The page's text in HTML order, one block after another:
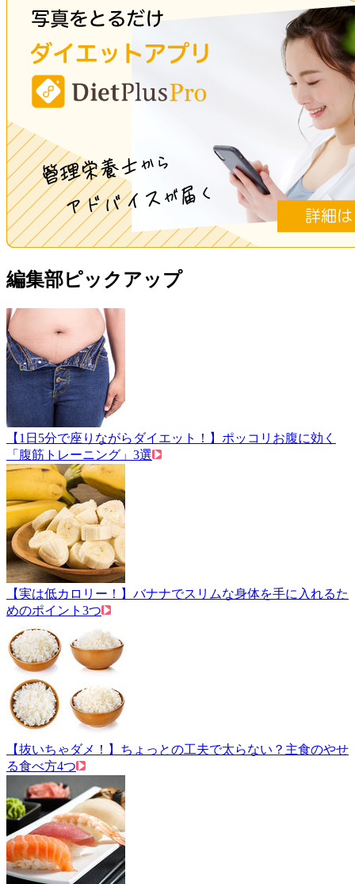
編集部ピックアップ
【1日5分で座りながらダイエット！】ポッコリお腹に効く
「腹筋トレーニング」3選
【実は低カロリー！】バナナでスリムな身体を手に入れるた
めのポイント3つ
【抜いちゃダメ！】ちょっとの工夫で太らない？主食のやせ
る食べ方4つ